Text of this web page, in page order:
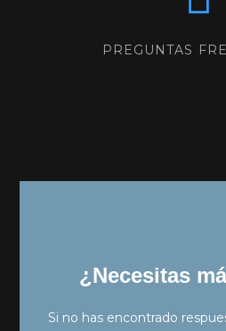
PREGUNTAS
¿Necesitas
Si no has encontrado